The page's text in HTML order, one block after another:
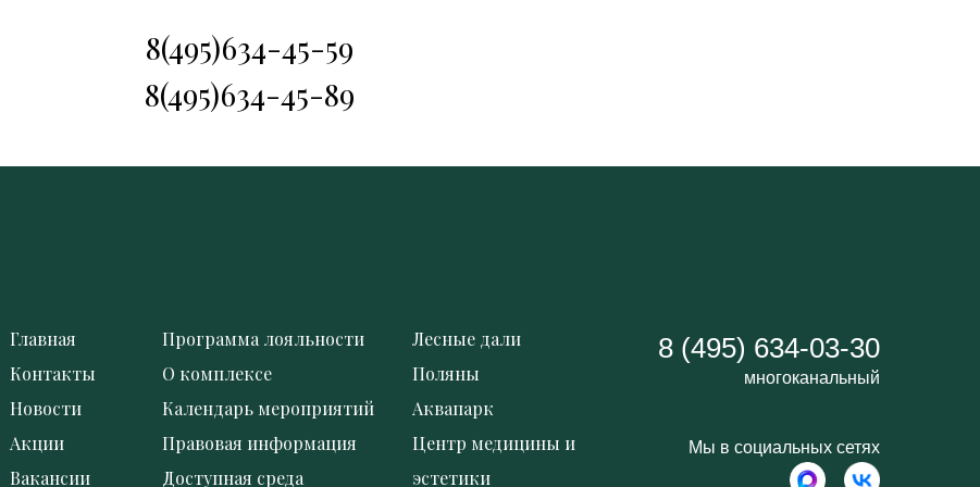
8(495)634-45-59
8(495)634-45-89
многоканальный
8 (495) 634-03-30
Лесные дали
Поляны
Аквапарк
Центр медицины и
эстетики
Программа лояльности
О комплексе
Календарь мероприятий
Правовая информация
Доступная среда
Главная
Контакты
Новости
Акции
Вакансии
Мы в социальных сетях
м